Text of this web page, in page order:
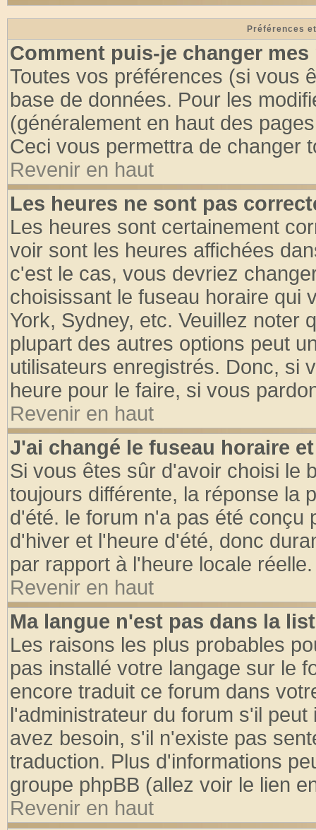
Préférences
Comment puis-je changer mes
Toutes vos préférences (si vous
base de données. Pour les
(généralement en haut des
Ceci vous permettra de changer
Revenir en haut
Les heures ne sont pas
Les heures sont certainement
voir sont les heures affichées
c'est le cas, vous devriez
choisissant le fuseau horaire qui
York, Sydney, etc. Veuillez noter
plupart des autres options peut
utilisateurs enregistrés. Donc, si
heure pour le faire, si vous
Revenir en haut
J'ai changé le fuseau horaire
Si vous êtes sûr d'avoir choisi le
toujours différente, la réponse la
d'été. le forum n'a pas été conçu
d'hiver et l'heure d'été, donc
par rapport à l'heure locale réelle.
Revenir en haut
Ma langue n'est pas dans la
Les raisons les plus probables
pas installé votre langage sur le
encore traduit ce forum dans
l'administrateur du forum s'il
avez besoin, s'il n'existe pas
traduction. Plus d'informations
groupe phpBB (allez voir le lien
Revenir en haut